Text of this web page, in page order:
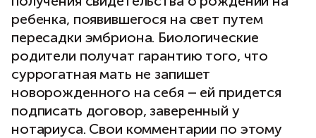
ребенка, появившегося на свет путем
пересадки эмбриона. Биологические
родители получат гарантию того, что
суррогатная мать не запишет
новорожденного на себя – ей придется
подписать договор, заверенный у
нотариуса. Свои комментарии по этому